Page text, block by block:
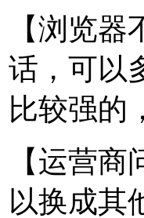
【浏览
话，可以
比较强的
【运营
以换成其